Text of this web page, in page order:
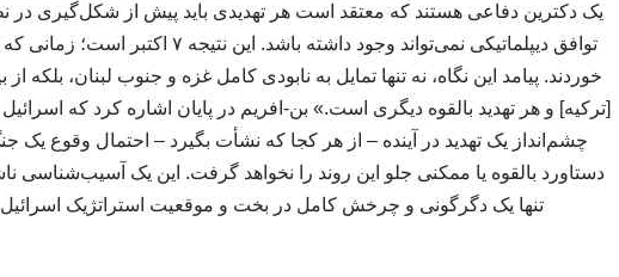
یک دکترین دفاعی هستند که معتقد است هر تهدیدی باید پیش از شکل‌گیری در
توافق دیپلماتیکی نمی‌تواند وجود داشته
خوردند. پیامد این نگاه، نه تنها تمایل به نابودی کامل غزه و جنوب لبنان، بلکه
[ترکیه] و هر تهدید بالقوه دیگری است.» بن-افریم در پایان اشاره کرد که
چشم‌انداز یک تهدید در آینده – از هر کجا که نشأت بگیرد – احتمال وقوع یک
دستاورد بالقوه یا ممکنی جلو این روند را نخواهد گرفت. این یک آسیب‌شناسی
تنها یک دگرگونی و چرخش کامل در بخت و موقعیت استراتژیک اسرائیل